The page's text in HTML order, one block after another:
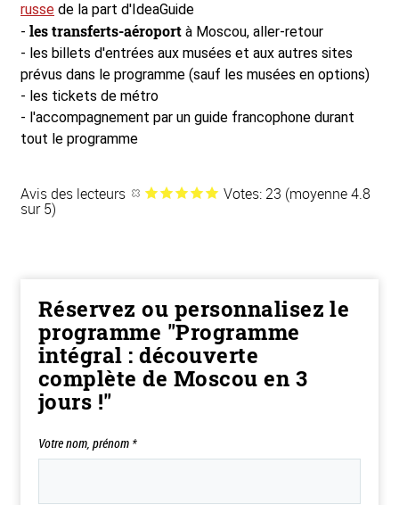
russe de la part d'IdeaGuide
- les transferts-aéroport à Moscou, aller-retour
- les billets d'entrées aux musées et aux autres sites
prévus dans le programme (sauf les musées en options)
- les tickets de métro
- l'accompagnement par un guide francophone durant
tout le programme
Avis des lecteurs Votes: 23 (moyenne 4.8
sur 5)
Réservez ou personnalisez le
programme "Programme
intégral : découverte
complète de Moscou en 3
jours !"
Votre nom, prénom *